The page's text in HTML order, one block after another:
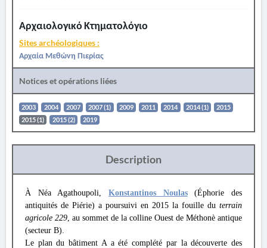
Αρχαιολογικό Κτηματολόγιο
Sites archéologiques :
Αρχαία Μεθώνη Πιερίας
Notices et opérations liées
2003 2004 2007 2007 (1) 2009 2011 2014 2014 (1)
2015
2015 (1)
2015 (2) 2019
Description
À Néa Agathoupoli, Konstantinos Noulas(Éphorie des
antiquités de Piérie) a poursuivi en 2015 la fouille du terrain
agricole 229, au sommet de la colline Ouest de Méthonè antique
(secteur B).
Le plan du bâtiment A a été complété par la découverte des